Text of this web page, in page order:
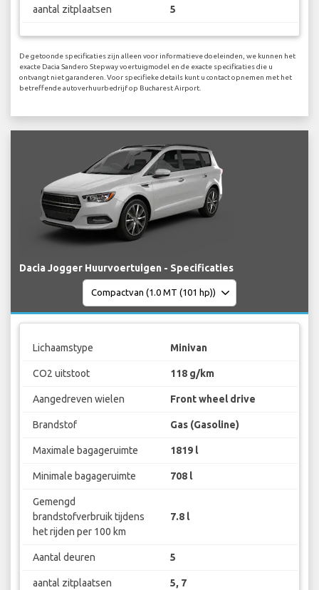
aantal zitplaatsen 5
De getoonde specificaties zijn alleen voor informatieve doeleinden, we kunnen het
exacte Dacia Sandero Stepway voertuigmodel en de exacte specificaties die u
ontvangt niet garanderen. Voor specifieke details kunt u contact opnemen met het
betreffende autoverhuurbedrijf op Bucharest Airport.
Dacia Jogger Huurvoertuigen - Specificaties
Lichaamstype Minivan
CO2 uitstoot 118 g/km
Aangedreven wielen Front wheel drive
Brandstof Gas (Gasoline)
Maximale bagageruimte 1819 l
Minimale bagageruimte 708 l
Gemengd
brandstofverbruik tijdens
het rijden per 100 km
7.8 l
Aantal deuren 5
aantal zitplaatsen 5, 7